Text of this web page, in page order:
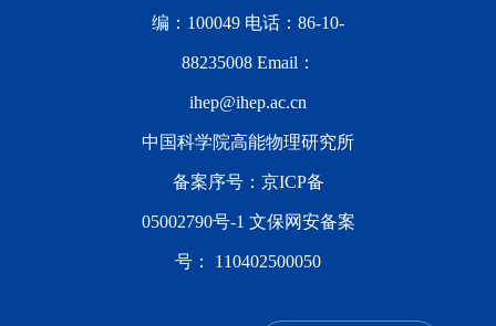
编：100049 电话：86-10-
88235008 Email：
ihep@ihep.ac.cn
中国科学院高能物理研究所
备案序号： 京ICP备
05002790号-1 文保网安备案
号： 110402500050